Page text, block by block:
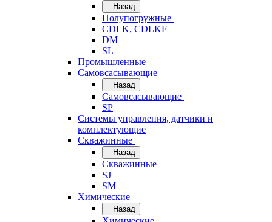
Назад
Полупогружные
CDLK, CDLKF
DM
SL
Промышленные
Самовсасывающие
Назад
Самовсасывающие
SP
Системы управления, датчики и
комплектующие
Скважинные
Назад
Скважинные
SJ
SM
Химические
Назад